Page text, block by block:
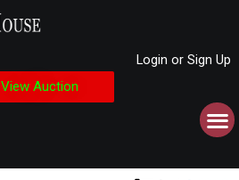
Login or Sign Up
View Auction